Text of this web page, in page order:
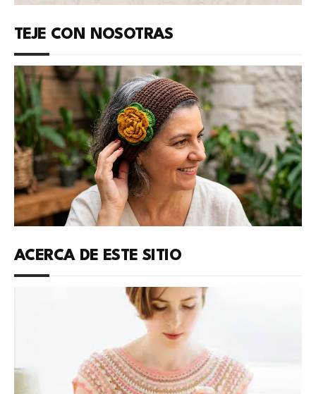
TEJE CON NOSOTRAS
ACERCA DE ESTE SITIO